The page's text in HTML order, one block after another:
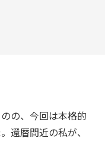
の、今回は本格的
還暦間近の私が、